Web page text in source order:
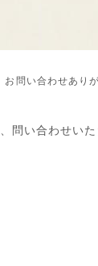
お問い合わせあり
問い合わせい